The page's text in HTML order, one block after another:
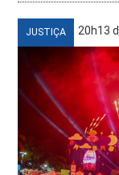
JUSTIÇA 20h13